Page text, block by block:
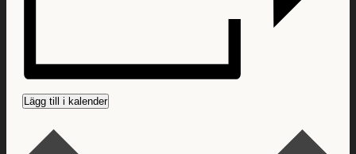
Lägg till i kalender